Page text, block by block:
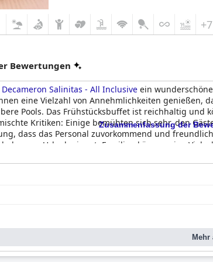
+7
Bewertungen
Decameron Salinitas - All Inclusive ein
eine Vielzahl von Annehmlichkeiten
Pools. Das Frühstücksbuffet ist reichhaltig
Kritiken: Einige bemühten sich sehr, den
dass das Personal zuvorkommend und
Urlaub eignet. Familien können eine
mehr Aktivitäten einrichten sollte. Das All-
mit dem Service des Personals und der
Inclusive
Zusammenfassung der
Mehr